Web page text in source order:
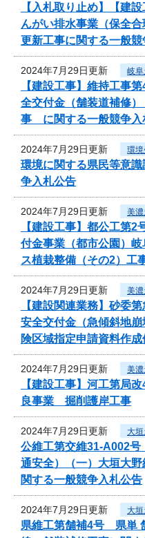
【入札取り止め】【建
んがい排水事業（保全
更新工事に関する一般
2024年7月29日更新 岐
【建設工事】維持工事
全交付金（舗装道補修
事 に関する一般競争入
2024年7月29日更新 環
環境に関する県民等意
争入札公告
2024年7月29日更新 美
【建設工事】都公工第
付金事業（都市公園）
ス植栽整備（その2）工
2024年7月29日更新 美
【建設関連業務】砂委
安全交付金（急傾斜地
険区域指定申請資料作
2024年7月29日更新 美
【建設工事】河工第局
良事業 掘削護岸工事
2024年7月29日更新 大
公維工第交維31-A002
通安全）（一）大垣大
関する一般競争入札公告
2024年7月29日更新 大
県維工第舗補4号 県単